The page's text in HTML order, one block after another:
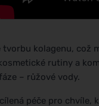
kolagenu, což
rutiny a
– růžové vody.
péče pro chvíle,